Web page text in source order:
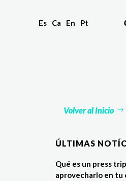
Es Ca En Pt
Volver al Inicio
ÚLTIMAS
Qué es un press
aprovecharlo en tu